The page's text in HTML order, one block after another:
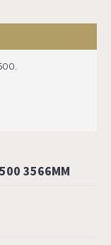
3566MM